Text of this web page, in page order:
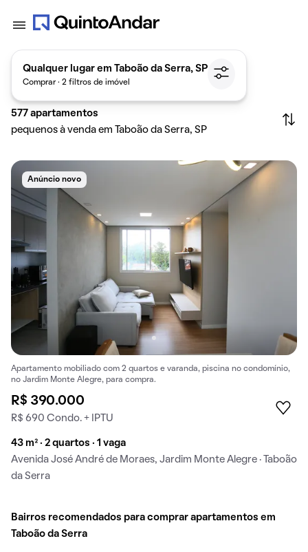
Qualquer lugar em Taboão da Serra, SP
Comprar · 2 filtros de imóvel
577 apartamentos
pequenos à venda em Taboão da Serra, SP
Anúncio novo
Apartamento mobiliado com 2 quartos e varanda, piscina no condomínio,
no Jardim Monte Alegre, para compra.
R$ 390.000
R$ 690 Condo. + IPTU
43 m² · 2 quartos · 1 vaga
Avenida José André de Moraes, Jardim Monte Alegre · Taboão
da Serra
Bairros recomendados para comprar apartamentos em
Taboão da Serra